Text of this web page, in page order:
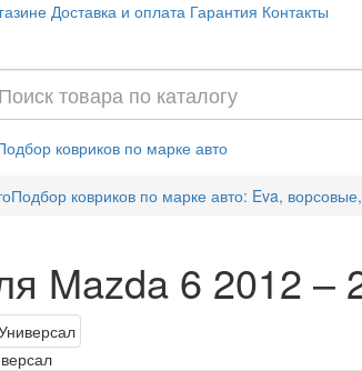
Доставка и оплата Гарантия Контакты
ковриков по марке авто
Подбор ковриков по марке авто: Eva,
Mazda 6 2012 –